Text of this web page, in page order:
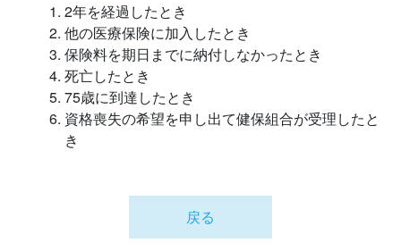
2年を経過したとき
他の医療保険に加入したとき
保険料を期日までに納付しなかったとき
死亡したとき
75歳に到達したとき
資格喪失の希望を申し出て健保組合が受理したと
き
戻る